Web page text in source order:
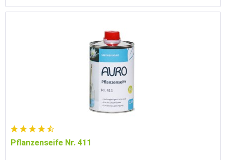
Pflanzenseife Nr. 411